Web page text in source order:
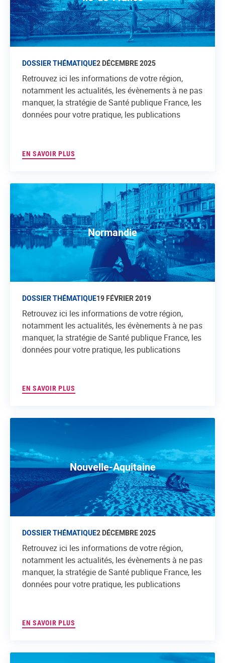
DOSSIER THÉMATIQUE2 DÉCEMBRE 2025
Retrouvez ici les informations de votre région,
notamment les actualités, les évènements à ne pas
manquer, la stratégie de Santé publique France, les
données pour votre pratique, les publications
EN SAVOIR PLUS
Normandie
DOSSIER THÉMATIQUE19 FÉVRIER 2019
Retrouvez ici les informations de votre région,
notamment les actualités, les évènements à ne pas
manquer, la stratégie de Santé publique France, les
données pour votre pratique, les publications
EN SAVOIR PLUS
Nouvelle-Aquitaine
DOSSIER THÉMATIQUE2 DÉCEMBRE 2025
Retrouvez ici les informations de votre région,
notamment les actualités, les évènements à ne pas
manquer, la stratégie de Santé publique France, les
données pour votre pratique, les publications
EN SAVOIR PLUS